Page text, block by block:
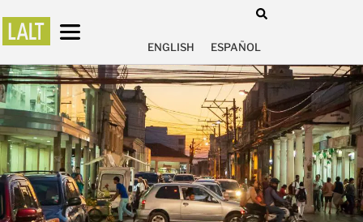
ENGLISH ESPAÑOL